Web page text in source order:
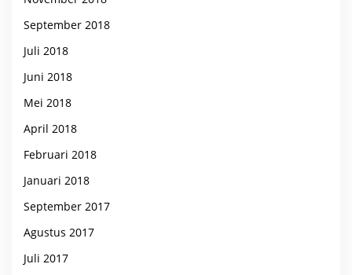
September 2018
Juli 2018
Juni 2018
Mei 2018
April 2018
Februari 2018
Januari 2018
September 2017
Agustus 2017
Juli 2017